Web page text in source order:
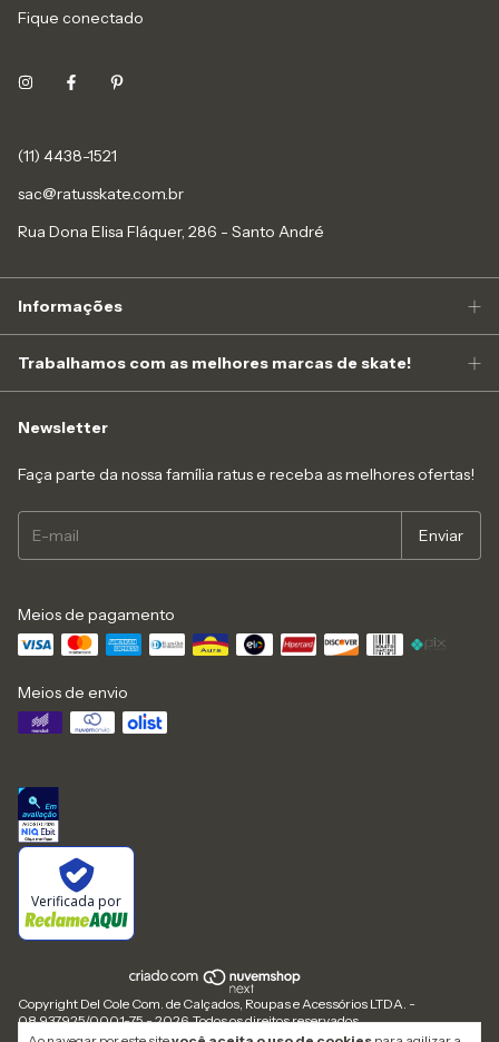
Fique conectado
(11) 4438-1521
sac@ratusskate.com.br
Rua Dona Elisa Fláquer, 286 - Santo André
Informações
Trabalhamos com as melhores marcas de skate!
Newsletter
Faça parte da nossa família ratus e receba as melhores ofertas!
Meios de pagamento
Meios de envio
Verificada por
Copyright Del Cole Com. de Calçados, Roupas e Acessórios LTDA. -
08.937.925/0001-75 - 2026. Todos os direitos reservados.